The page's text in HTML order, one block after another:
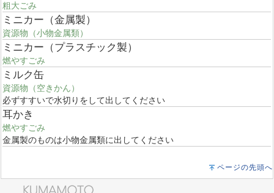
粗大ごみ
ミニカー（金属製）
資源物（小物金属類）
ミニカー（プラスチック製）
燃やすごみ
ミルク缶
資源物（空きかん）
必ずすすいで水切りをして出してください
耳かき
燃やすごみ
金属製のものは小物金属類に出してください
ページの先頭へ